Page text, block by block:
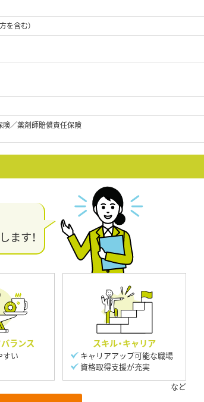
を含む）
／薬剤師賠償責任保険
ます！
ランス
すい
スキル・キャリア
キャリアアップ可能な職場
資格取得支援が充実